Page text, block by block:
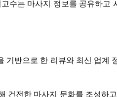
수는 마사지 정보를 공유하고
반으로 한 리뷰와 최신 업계
건전한 마사지 문화를 조성하